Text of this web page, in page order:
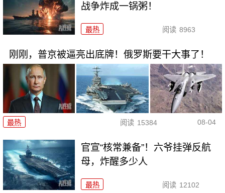
战争炸成一锅粥！
最热 阅读 8963
刚刚，普京被逼亮出底牌！俄罗斯要干大事了！
最热 阅读 15384 08-04
官宣“核常兼备”！六爷挂弹反航
母，炸醒多少人
最热 阅读 12102